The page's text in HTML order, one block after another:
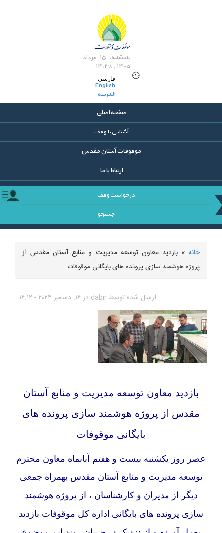
پنجشنبه, ۱۵ مرداد
۱۴۰۵ , ۱۴:۳۸
فارسی
English
العربیه
صفحه اصلی
آشنایی با وقف
موقوفات آستان مقدس
ارتباط با ما
درخواست وقف
جستجو
شما اینجا هستید
خانه » بازدید معاون توسعه مدیریت و منابع آستان مقدس از
پروژه هوشمند سازی پرونده های بایگانی موقوفات
ارسال شده توسط dabir در ۱۶. دسامبر ۲۰۲۴ - ۱۶:۱۲
بازدید معاون توسعه مدیریت و منابع آستان
مقدس از پروژه هوشمند سازی پرونده های
بایگانی موقوفات
عصر روز یکشنبه بیست و هفتم آبانماه معاون محترم
توسعه مدیریت و منابع آستان مقدس بهمراه جمعی
دیگر از مدیران و کارشناسان ، از پروژه هوشمند
سازی پرونده های بایگانی اداره کل موقوفات بازدید